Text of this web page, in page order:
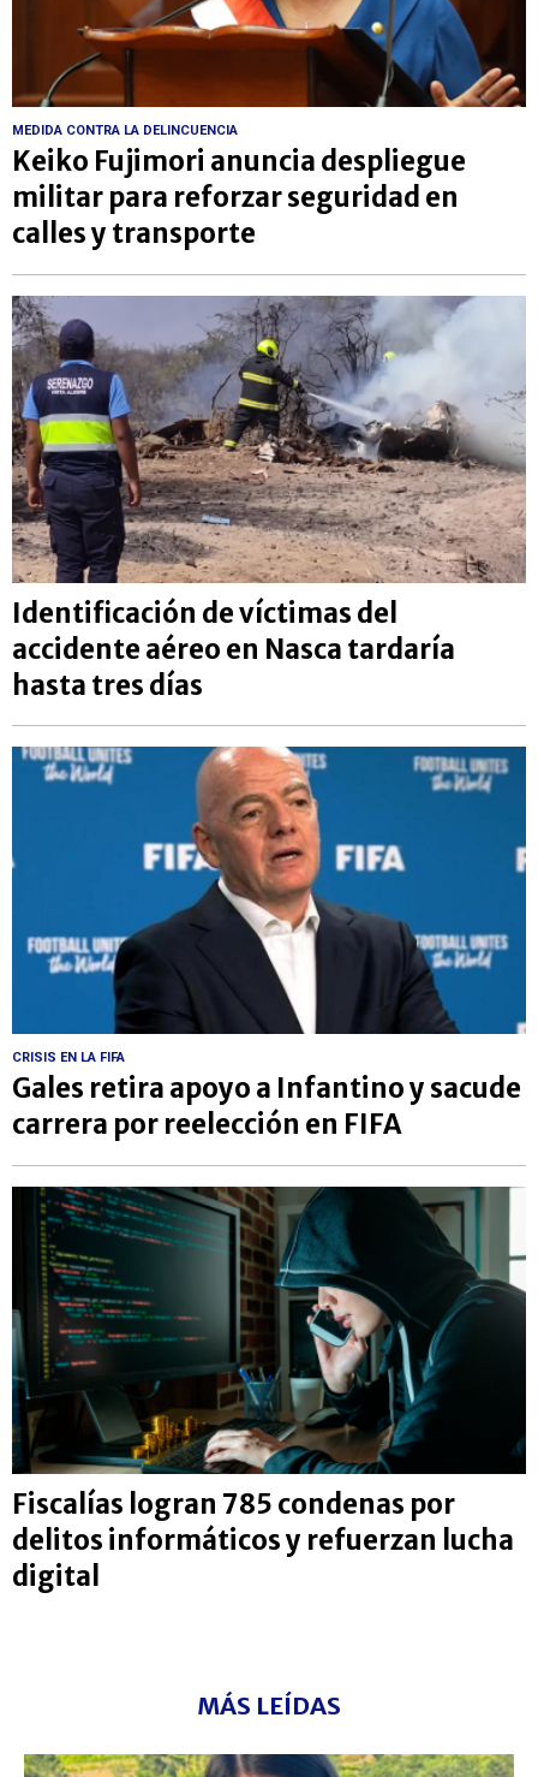
MEDIDA CONTRA LA DELINCUENCIA
Keiko Fujimori anuncia despliegue
militar para reforzar seguridad en
calles y transporte
Identificación de víctimas del
accidente aéreo en Nasca tardaría
hasta tres días
CRISIS EN LA FIFA
Gales retira apoyo a Infantino y sacude
carrera por reelección en FIFA
Fiscalías logran 785 condenas por
delitos informáticos y refuerzan lucha
digital
MÁS LEÍDAS